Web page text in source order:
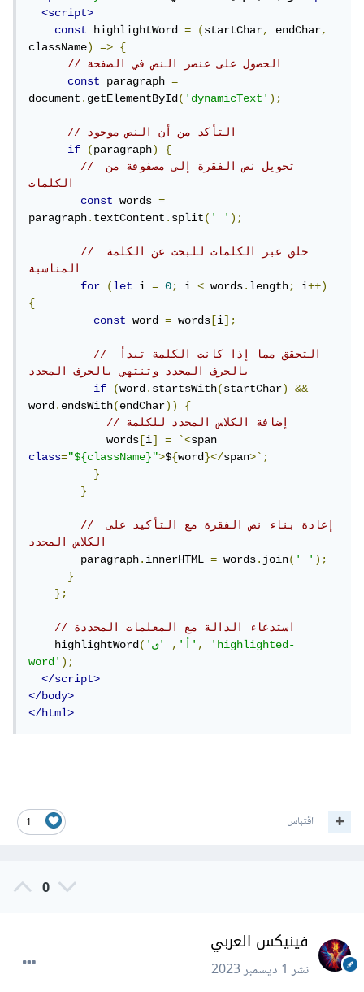
<script>
const
highlightWord = (startChar, endChar,
className) =>
{
// الحصول على عنصر النص في الصفحة
const
paragraph =
document.getElementById('dynamicText');
// التأكد من أن النص موجود
if
(paragraph)
{
// تحويل نص الفقرة إلى مصفوفة من
الكلمات
const words =
paragraph.textContent.split(' ');
// حلق عبر الكلمات للبحث عن الكلمة
المناسبة
for
(let i = 0; i < words.length; i++)
{
const word = words [i];
// التحقق مما إذا كانت الكلمة تبدأ
بالحرف المحدد وتنتهي بالحرف المحدد
if
(word.startsWith(startChar)
&&
word.endsWith(endChar))
{
// إضافة الكلاس المحدد للكلمة
            words
[i] = `<
class="${className}">${word}</span>`;
}
}
// إعادة بناء نص الفقرة مع التأكيد على
الكلاس المحدد
        paragraph
.innerHTML = words.join(' ');
}
};
// استدعاء الدالة مع المعلمات المحددة
    highlightWord
( 'أ', 'ي',
'highlighted-
word');
</script>
</body>
</html>
1 اقتباس
0
فينيكس العربي
نشر1 ديسمبر 2023